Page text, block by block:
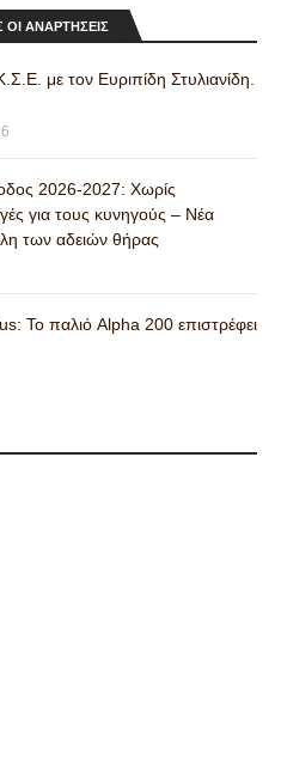
ΑΝΑΡΤΉΣΕΙΣ
με τον Ευριπίδη Στυλιανίδη.
2026-2027: Χωρίς
για τους κυνηγούς – Νέα
των αδειών θήρας
Το παλιό Alpha 200 επιστρέφει